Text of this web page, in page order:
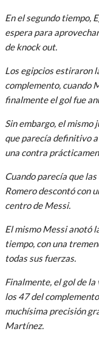
En el segundo tiempo,
espera para
de knock out.
Los egipcios estiraron
complemento, cuando
finalmente el gol fue
Sin embargo, el mismo
que parecía definitivo
una contra
Cuando parecía que
Romero descontó con
centro de Messi.
El mismo Messi anotó
tiempo, con una
todas sus fuerzas.
Finalmente, el gol de
los 47 del
muchísima precisión
Martínez.